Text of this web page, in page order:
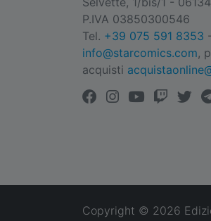
P.IVA 03850300546
Tel. +39 075 591 8353
info@starcomics.com,
acquisti
Copyright © 2026